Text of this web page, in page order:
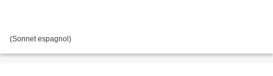
(Sonnet espagnol)